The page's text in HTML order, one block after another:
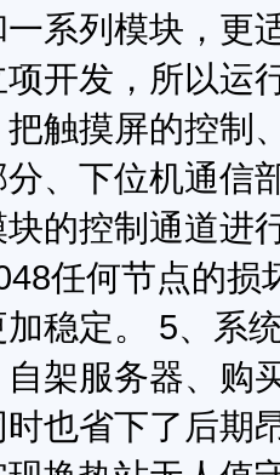
系列模块，更
开发，所以运
触摸屏的控制
、下位机通信
的控制通道进
任何节点的损
稳定。
5、系
架服务器、购
也省下了后期